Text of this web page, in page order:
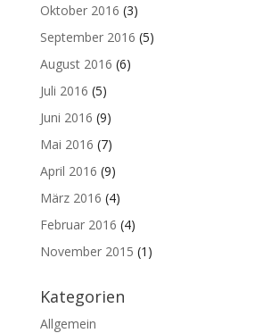
Oktober 2016 (3)
September 2016 (5)
August 2016 (6)
Juli 2016 (5)
Juni 2016 (9)
Mai 2016 (7)
April 2016 (9)
März 2016 (4)
Februar 2016 (4)
November 2015 (1)
Kategorien
Allgemein